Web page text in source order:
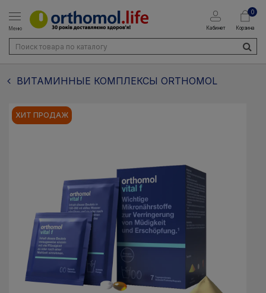
Меню Кабинет
0
Корзина
ВИТАМИННЫЕ КОМПЛЕКСЫ ORTHOMOL
ХИТ ПРОДАЖ